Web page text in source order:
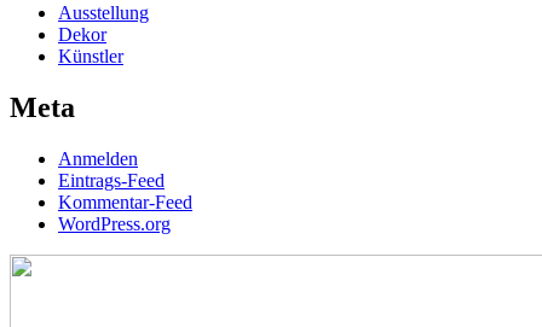
Ausstellung
Dekor
Künstler
Meta
Anmelden
Eintrags-Feed
Kommentar-Feed
WordPress.org